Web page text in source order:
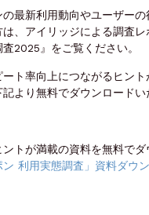
の最新利用動向やユーザー
は、アイリッジによる調査
2025』をご覧ください。
ト率向上につながるヒント
より無料でダウンロードい
トが満載の資料を無料でダ
ン 利用実態調査」資料ダウ